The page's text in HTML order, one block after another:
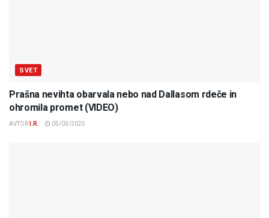
SVET
Prašna nevihta obarvala nebo nad Dallasom rdeče in
ohromila promet (VIDEO)
AVTOR I.R. 05/03/2025